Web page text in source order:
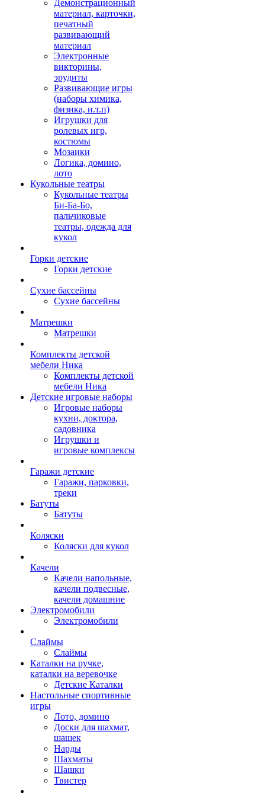
Демонстрационный
материал, карточки,
печатный
развивающий
материал
Электронные
викторины,
эрудиты
Развивающие игры
(наборы химика,
физика, и.т.п)
Игрушки для
ролевых игр,
костюмы
Мозаики
Логика, домино,
лото
Кукольные театры
Кукольные театры
Би-Ба-Бо,
пальчиковые
театры, одежда для
кукол
Горки детские
Горки детские
Сухие бассейны
Сухие бассейны
Матрешки
Матрешки
Комплекты детской
мебели Ника
Комплекты детской
мебели Ника
Детские игровые наборы
Игровые наборы
кухни, доктора,
садовника
Игрушки и
игровые комплексы
Гаражи детские
Гаражи, парковки,
треки
Батуты
Батуты
Коляски
Коляски для кукол
Качели
Качели напольные,
качели подвесные,
качели домашние
Электромобили
Электромобили
Слаймы
Слаймы
Каталки на ручке,
каталки на веревочке
Детские Каталки
Настольные спортивные
игры
Лото, домино
Доски для шахмат,
шашек
Нарды
Шахматы
Шашки
Твистер